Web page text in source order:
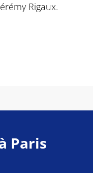
Rigaux.
Paris